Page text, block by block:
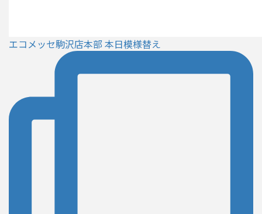
エコメッセ駒沢店本部 本日模様替え